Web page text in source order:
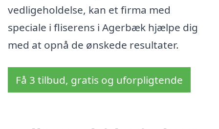
vedligeholdelse, kan et firma med
speciale i fliserens i Agerbæk hjælpe dig
med at opnå de ønskede resultater.
Få 3 tilbud, gratis og uforpligtende